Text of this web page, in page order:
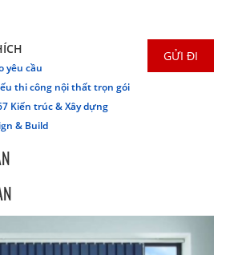
yêu cầu
thi công nội thất trọn gói
Kiến trúc & Xây dựng
& Build